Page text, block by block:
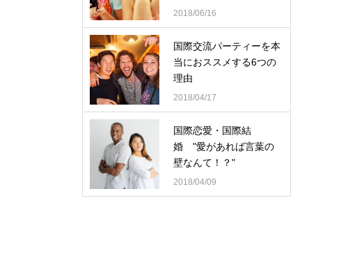
2018/06/16
国際交流パーティーを本
当におススメする6つの
理由
2018/04/17
国際恋愛・国際結
婚 "愛があれば言葉の
壁なんて！？"
2018/04/09